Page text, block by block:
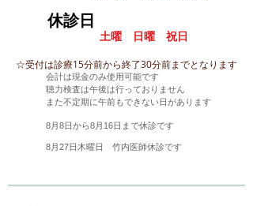
休診日
土曜 日曜 祝日
☆受付は診療15分前から終了30分前までとなります
​会計は現金のみ使用可能です
聴力検査は午後は行っておりません
また不定期に午前もできない日があります
8月8日から8月16日 まで休診です
​8月27日木曜日 竹内医師休診です